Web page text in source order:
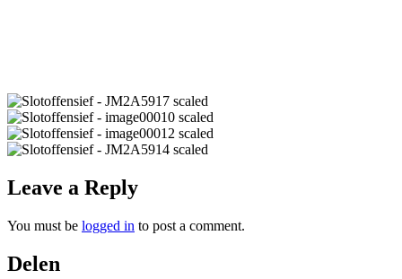
Leave a Reply
You must be logged in to post a comment.
Delen